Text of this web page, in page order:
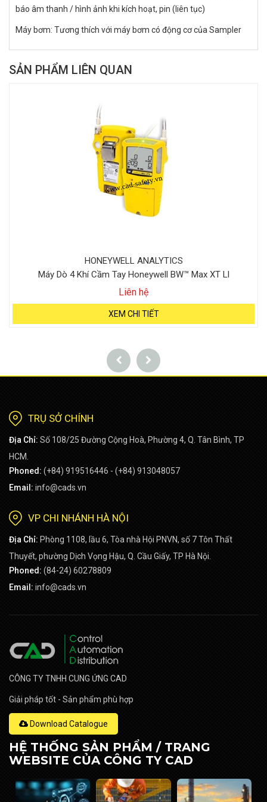
báo âm thanh / hình ảnh khi kích hoạt, pin (liên tục)
Máy bơm: Tương thích với máy bơm có động cơ của Sampler
SẢN PHẨM LIÊN QUAN
HONEYWELL ANALYTICS
Máy Dò 4 Khí Cầm Tay Honeywell BW™ Max XT Ll
Liên hệ
XEM CHI TIẾT
TRỤ SỞ CHÍNH
Địa Chỉ: Số 108/25 Đường Cộng Hoà, Phường 4, Q. Tân Bình, TP
HCM.
Phoned: (+84) 919516446 - (+84) 913048057
Email: info@cads.vn
VP CHI NHÁNH HÀ NỘI
Địa Chỉ: Phòng 1108, lầu 6, Tòa nhà Hội PNVN, số 7 Tôn Thất
Thuyết, phường Dịch Vọng Hậu, Q. Cầu Giấy, TP Hà Nội.
Phoned: (84-24) 60278809
Email: info@cads.vn
CÔNG TY TNHH CUNG ỨNG CAD
Giải pháp tốt - Sản phẩm phù hợp
Download Catalogue
HỆ THỐNG SẢN PHẨM / TRANG
WEBSITE CỦA CÔNG TY CAD